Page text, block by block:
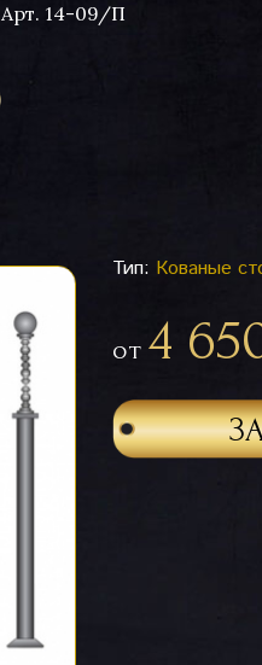
Арт. 14-09/П
Тип: Кованые
от 4